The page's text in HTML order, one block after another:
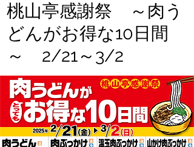
桃山亭感謝祭 ～肉う
どんがお得な10日間
～ 2/21～3/2